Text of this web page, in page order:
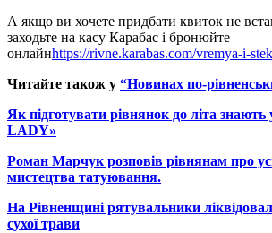
А якщо ви хочете придбати квиток не
заходьте на касу Карабас і бронюйте
онлайнhttps://rivne.karabas.com/vremya-i-
Читайте також у “Новинах по-
Як підготувати рівнянок до літа
LADY»
Роман Марчук розповів рівнянам про
мистецтва татуювання.
На Рівненщині рятувальники
сухої трави